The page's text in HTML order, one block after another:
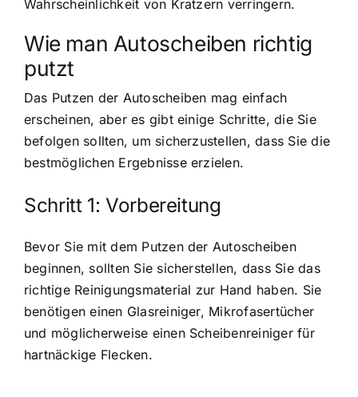
Wahrscheinlichkeit von Kratzern verringern.
Wie man Autoscheiben richtig
putzt
Das Putzen der Autoscheiben mag einfach
erscheinen, aber es gibt einige Schritte, die Sie
befolgen sollten, um sicherzustellen, dass Sie die
bestmöglichen Ergebnisse erzielen.
Schritt 1: Vorbereitung
Bevor Sie mit dem Putzen der Autoscheiben
beginnen, sollten Sie sicherstellen, dass Sie das
richtige Reinigungsmaterial zur Hand haben. Sie
benötigen einen Glasreiniger, Mikrofasertücher
und möglicherweise einen Scheibenreiniger für
hartnäckige Flecken.